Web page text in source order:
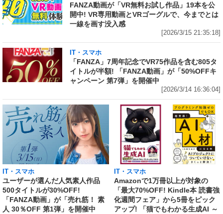
FANZA動画が「VR無料お試し作品」19本を公
開中! VR専用動画とVRゴーグルで、今までとは
一線を画す没入感
[2026/3/15 21:35:18]
IT・スマホ
「FANZA」7周年記念でVR75作品を含む805タ
イトルが半額! 「FANZA動画」が「50%OFFキ
ャンペーン 第7弾」を開催中
[2026/3/14 16:36:04]
IT・スマホ
ユーザーが選んだ人気素人作品
500タイトルが30%OFF!
「FANZA動画」が「売れ筋！ 素
人 30％OFF 第1弾」を開催中
IT・スマホ
Amazonで1万冊以上が対象の
「最大70%OFF! Kindle本 読書強
化週間フェア」から5冊をピック
アップ! 「猫でもわかる生成AI ～